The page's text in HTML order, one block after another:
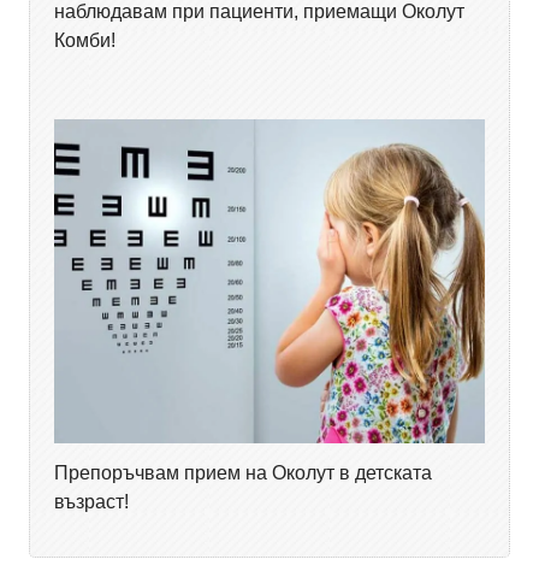
наблюдавам при пациенти, приемащи Околут
Комби!
Препоръчвам прием на Околут в детската
възраст!